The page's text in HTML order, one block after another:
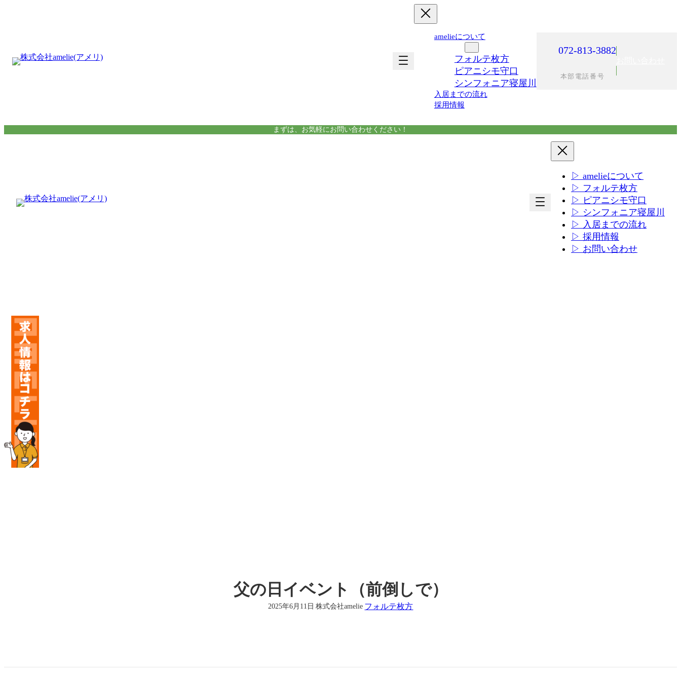
amelieについて
フォルテ枚方
ピアニシモ守口
シンフォニア寝屋川
入居までの流れ
採用情報
072-813-3882
本部電話番号
まずは、お気軽にお問い合わせください！
▷ amelieについて
▷ フォルテ枚方
▷ ピアニシモ守口
▷ シンフォニア寝屋川
▷ 入居までの流れ
▷ 採用情報
▷ お問い合わせ
父の日イベント（前倒しで）
2025年6月11日 株式会社amelie フォルテ枚方